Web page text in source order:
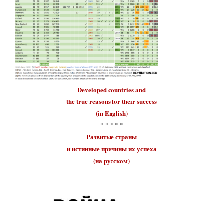
Developed countriesand
the true reasons for theirsuccess
(in English)
* * * * *
Развитые страны
и истинные причины их успеха
(на русском)